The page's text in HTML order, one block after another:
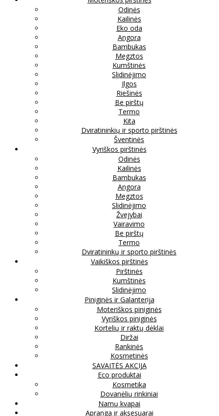
Odinės
Kailinės
Eko oda
Angora
Bambukas
Megztos
Kumštinės
Slidinėjimo
Ilgos
Riešinės
Be pirštų
Termo
Kita
Dviratininkių ir sporto pirštinės
Šventinės
Vyriškos pirštinės
Odinės
Kailinės
Bambukas
Angora
Megztos
Slidinėjimo
Žvejybai
Vairavimo
Be pirštų
Termo
Dviratininkų ir sporto pirštinės
Vaikiškos pirštinės
Pirštinės
Kumštinės
Slidinėjimo
Piniginės ir Galanterija
Moteriškos piniginės
Vyriškos piniginės
Kortelių ir raktų dėklai
Diržai
Rankinės
Kosmetinės
SAVAITĖS AKCIJA
Eco produktai
Kosmetika
Dovanėlių rinkiniai
Namų kvapai
Apranga ir aksesuarai